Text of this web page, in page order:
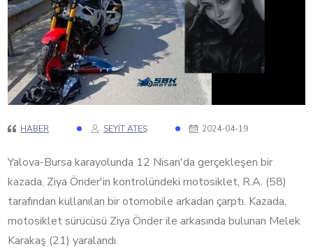
HABER SEYIT ATEŞ 2024-04-19
Yalova-Bursa karayolunda 12 Nisan'da gerçekleşen bir
kazada, Ziya Önder'in kontrolündeki motosiklet, R.A. (58)
tarafından kullanılan bir otomobile arkadan çarptı. Kazada,
motosiklet sürücüsü Ziya Önder ile arkasında bulunan Melek
Karakaş (21) yaralandı.